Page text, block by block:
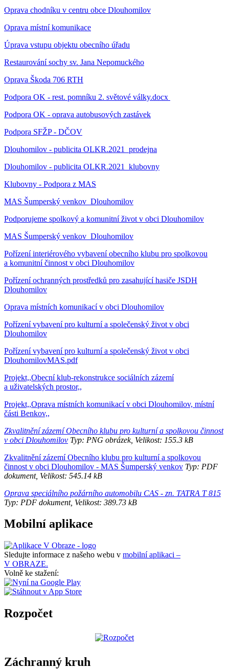
Oprava chodníku v centru obce Dlouhomilov
Oprava místní komunikace
Úprava vstupu objektu obecního úřadu
Restaurování sochy sv. Jana Nepomuckého
Oprava Škoda 706 RTH
Podpora OK - rest. pomníku 2. světové války.docx
Podpora OK - oprava autobusových zastávek
Podpora SFŽP - DČOV
Dlouhomilov - publicita OLKR.2021_prodejna
Dlouhomilov - publicita OLKR.2021_klubovny
Klubovny - Podpora z MAS
MAS Šumperský venkov_Dlouhomilov
Podporujeme spolkový a komunitní život v obci Dlouhomilov
MAS Šumperský venkov_Dlouhomilov
Pořízení interiérového vybavení obecního klubu pro spolkovou
a komunitní činnost v obci Dlouhomilov
Pořízení ochranných prostředků pro zasahující hasiče JSDH
Dlouhomilov
Oprava místních komunikací v obci Dlouhomilov
Pořízení vybavení pro kulturní a společenský život v obci
Dlouhomilov
Pořízení vybavení pro kulturní a společenský život v obci
DlouhomilovMAS.pdf
Projekt,,Obecní klub-rekonstrukce sociálních zázemí
a uživatelských prostor,,
Projekt,,Oprava místních komunikací v obci Dlouhomilov, místní
části Benkov,,
Zkvalitnění zázemí Obecního klubu pro kulturní a spolkovou činnost
v obci Dlouhomilov Typ: PNG obrázek, Velikost: 155.3 kB
Zkvalitnění zázemí Obecního klubu pro kulturní a spolkovou
činnost v obci Dlouhomilov - MAS Šumperský venkov Typ: PDF
dokument, Velikost: 545.14 kB
Oprava speciálního požárního automobilu CAS - zn. TATRA T 815
Typ: PDF dokument, Velikost: 389.73 kB
Mobilní aplikace
Sledujte informace z našeho webu v mobilní aplikaci –
V OBRAZE.
Volně ke stažení:
Rozpočet
Záchranný kruh